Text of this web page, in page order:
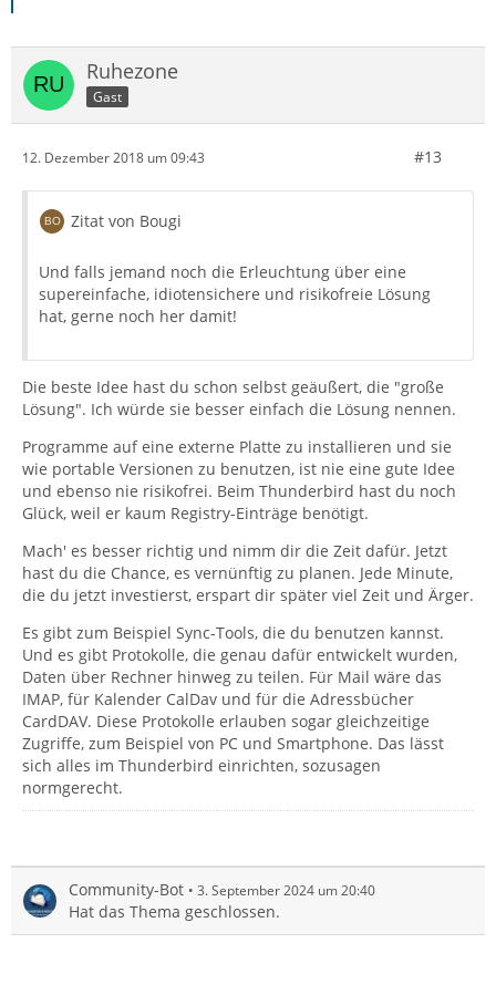
Ruhezone
Gast
12. Dezember 2018 um 09:43 #13
Zitat von Bougi
Und falls jemand noch die Erleuchtung über eine
supereinfache, idiotensichere und risikofreie Lösung
hat, gerne noch her damit!
Die beste Idee hast du schon selbst geäußert, die "große
Lösung". Ich würde sie besser einfach die Lösung nennen.
Programme auf eine externe Platte zu installieren und sie
wie portable Versionen zu benutzen, ist nie eine gute Idee
und ebenso nie risikofrei. Beim Thunderbird hast du noch
Glück, weil er kaum Registry-Einträge benötigt.
Mach' es besser richtig und nimm dir die Zeit dafür. Jetzt
hast du die Chance, es vernünftig zu planen. Jede Minute,
die du jetzt investierst, erspart dir später viel Zeit und Ärger.
Es gibt zum Beispiel Sync-Tools, die du benutzen kannst.
Und es gibt Protokolle, die genau dafür entwickelt wurden,
Daten über Rechner hinweg zu teilen. Für Mail wäre das
IMAP, für Kalender CalDav und für die Adressbücher
CardDAV. Diese Protokolle erlauben sogar gleichzeitige
Zugriffe, zum Beispiel von PC und Smartphone. Das lässt
sich alles im Thunderbird einrichten, sozusagen
normgerecht.
Community-Bot 3. September 2024 um 20:40
Hat das Thema geschlossen.